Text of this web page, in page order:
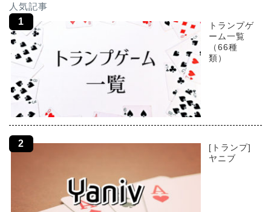
人気記事
トランプゲ
ーム一覧
（66種
類）
[トランプ]
ヤニブ